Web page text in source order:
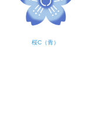
桜C（青）